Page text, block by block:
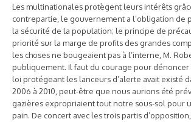
Les multinationales protègent leurs intérêts
contrepartie, le gouvernement a l’obligation de
la sécurité de la population; le principe de
priorité sur la marge de profits des grandes
les choses ne bougeaient pas à l’interne, M.
publiquement. Il faut du courage pour dénoncer
loi protégeant les lanceurs d’alerte avait existé
2006 à 2010, peut-être que nous aurions été
gazières expropriaient tout notre sous-sol pour
pain. De concert avec les trois partis